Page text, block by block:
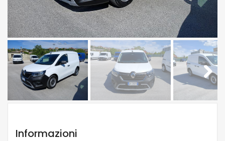
Next
Informazioni